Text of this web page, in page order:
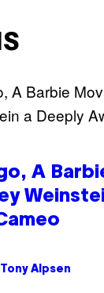
A
Tony Alpsen